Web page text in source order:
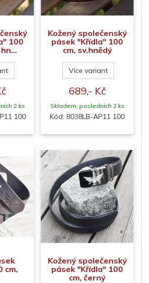
100
2 ks
100
Kožený společenský
pásek "Křídla" 100
cm, sv.hnědý
Více variant
689,- Kč
Skladem: posledních 2 ks
Kód: 8038LB-AP11 100
cm,
Kožený společenský
pásek "Křídla" 100
cm, černý